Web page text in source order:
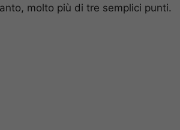
molto più di tre semplici punti.